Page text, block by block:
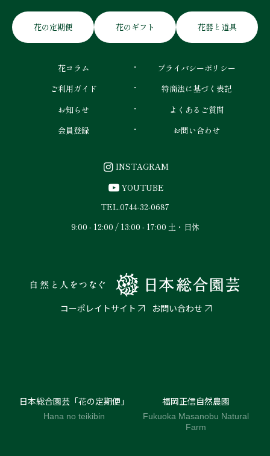
花の定期便 花のギフト 花器と道具
花コラム
ご利用ガイド
お知らせ
会員登録
プライバシーポリシー
特商法に基づく表記
よくあるご質問
お問い合わせ
INSTAGRAM
YOUTUBE
TEL.0744-32-0687
9:00 - 12:00 / 13:00 - 17:00 土・日休
コーポレイトサイト お問い合わせ
日本総合園芸「花の定期便」
Hana no teikibin
福岡正信自然農園
Fukuoka Masanobu Natural
Farm